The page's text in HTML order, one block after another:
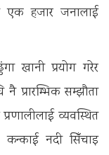
एक हजार जनालाई
खानी प्रयोग गरेर
प्रारम्भिक सम्झौता
व्यवस्थित
कन्काई नदी सिँचाइ